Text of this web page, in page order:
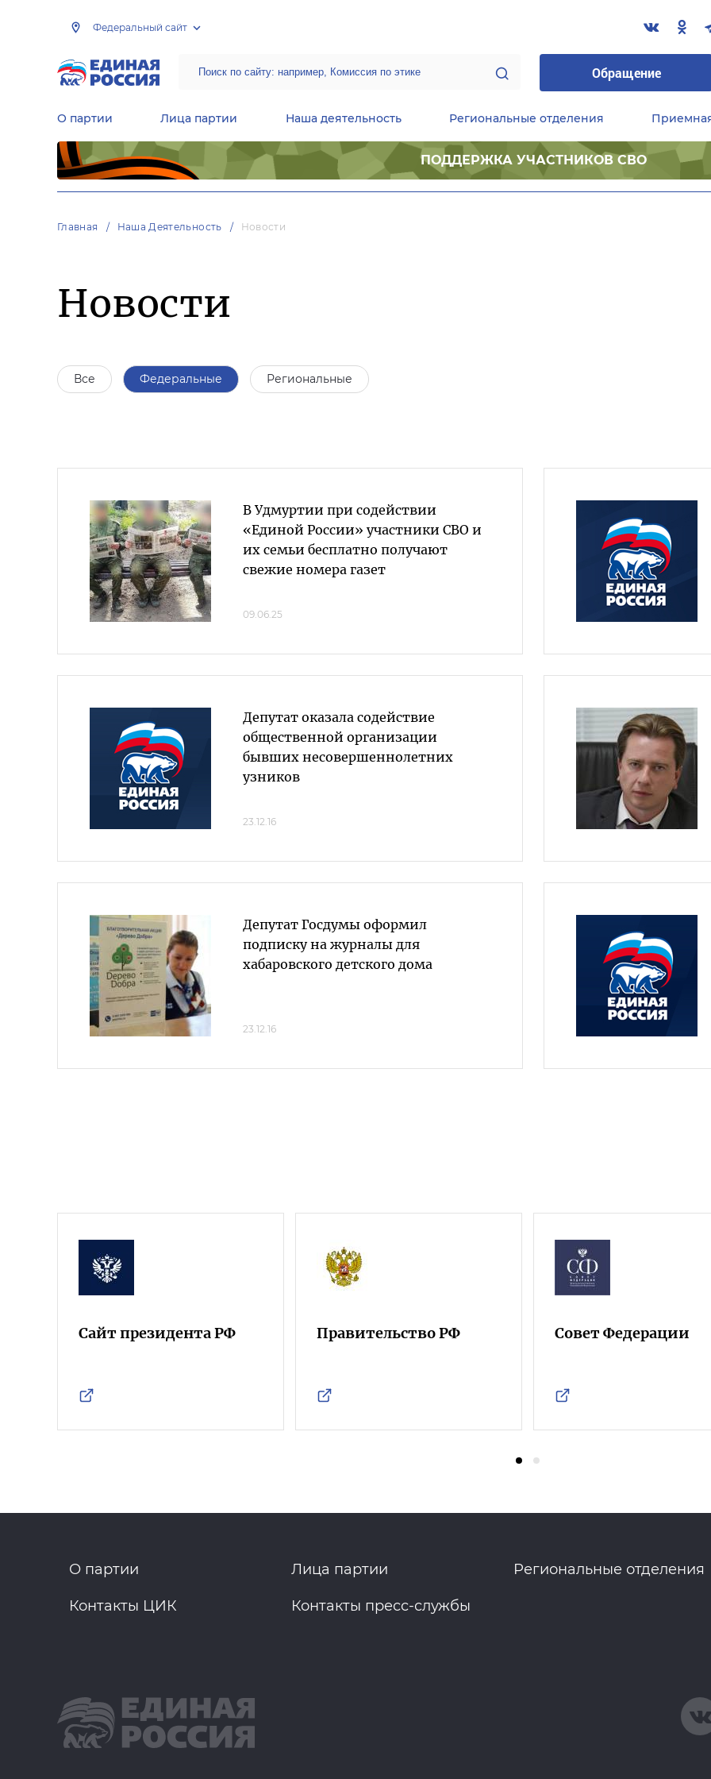
Федеральный сайт
Обращение
О партии Лица партии Наша деятельность Региональные отделения
ПОДДЕРЖКА УЧАСТНИКОВ СВО
Главная Наша Деятельность Новости
Новости
Все Федеральные Региональные
В Удмуртии при содействии
«Единой России» участники СВО и
их семьи бесплатно получают
свежие номера газет
09.06.25
Депутат оказала содействие
общественной организации
бывших несовершеннолетних
узников
23.12.16
Депутат Госдумы оформил
подписку на журналы для
хабаровского детского дома
23.12.16
Сайт президента РФ Правительство РФ Совет Федерации
О партии Лица партии Региональные отделения
Контакты ЦИК Контакты пресс-службы